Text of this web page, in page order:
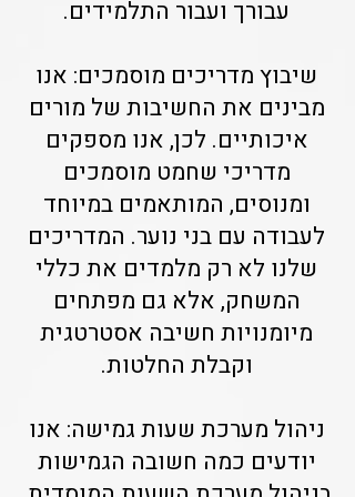
עבורך ועבור התלמידים.
שיבוץ מדריכים מוסמכים: אנו
מבינים את החשיבות של מורים
איכותיים. לכן, אנו מספקים
מדריכי שחמט מוסמכים
ומנוסים, המותאמים במיוחד
לעבודה עם בני נוער. המדריכים
שלנו לא רק מלמדים את כללי
המשחק, אלא גם מפתחים
מיומנויות חשיבה אסטרטגית
וקבלת החלטות.
ניהול מערכת שעות גמישה: אנו
יודעים כמה חשובה הגמישות